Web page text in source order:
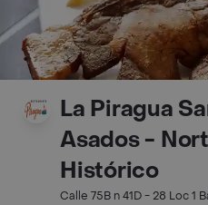
La Piragua
Asados -
Histórico
Calle 75B n 41D - 28 Loc 1